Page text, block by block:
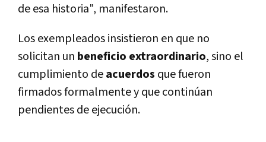
de esa historia", manifestaron.
Los exempleados insistieron en que no
solicitan un beneficio extraordinario, sino el
cumplimiento deacuerdos que fueron
firmados formalmente y que continúan
pendientes de ejecución.